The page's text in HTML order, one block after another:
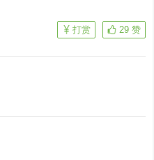
29 赞
打赏